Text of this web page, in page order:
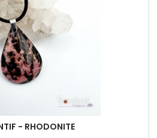
- RHODONITE